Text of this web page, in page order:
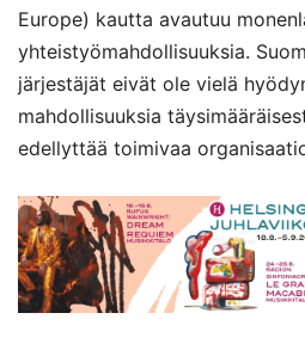
Europe) kautta avautuu
yhteistyömahdollisuuksia.
järjestäjät eivät ole vielä
mahdollisuuksia
edellyttää toimivaa